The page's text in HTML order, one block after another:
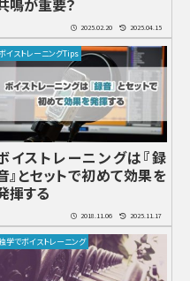
鳴が重要？
2025.02.20 2025.04.15
イストレーニングTips
イストレーニングは『録
』とセットで初めて効果を
揮する
2018.11.06 2025.11.17
学でボイストレーニング